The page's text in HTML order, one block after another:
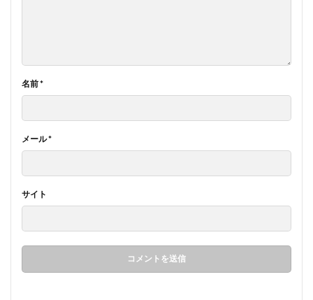
名前*
メール*
サイト